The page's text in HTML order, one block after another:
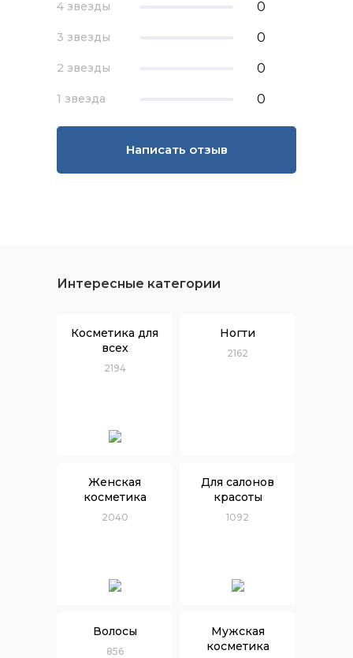
4 звезды 0
3 звезды 0
2 звезды 0
1 звезда 0
Написать отзыв
Интересные категории
Косметика для
всех
2194
Ногти
2162
Женская
косметика
2040
Для салонов
красоты
1092
Волосы
856
Мужская
косметика